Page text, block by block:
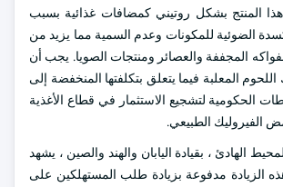
المنتج بشكل روتيني كمضافات غذائية بسبب
الضوئية للمكونات وعدم السمية مما يزيد من
المجففة والعصائر ومنتجات الصويا. يجب أن
المعلبة فيما يتعلق بتكلفتها المنخفضة إلى
الحكومية لتشجيع الاستثمار في قطاع الأغذية
الفيروليك الطبيعي.
الهادئ ، بقيادة اليابان والهند والصين ، يشهد
الزيادة مدفوعة بزيادة طلب المستهلكين على